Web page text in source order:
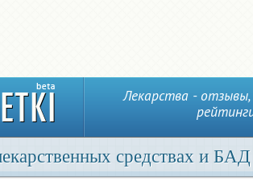
Лекарства -
средствах и